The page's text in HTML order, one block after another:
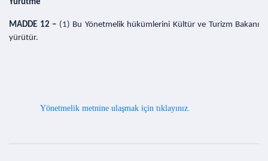
Yürütme
MADDE 12 – (1) Bu Yönetmelik hükümlerini Kültür ve Turizm Bakanı
yürütür.
Yönetmelik metnine ulaşmak için tıklayınız.